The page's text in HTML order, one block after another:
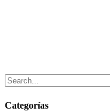
Categorías